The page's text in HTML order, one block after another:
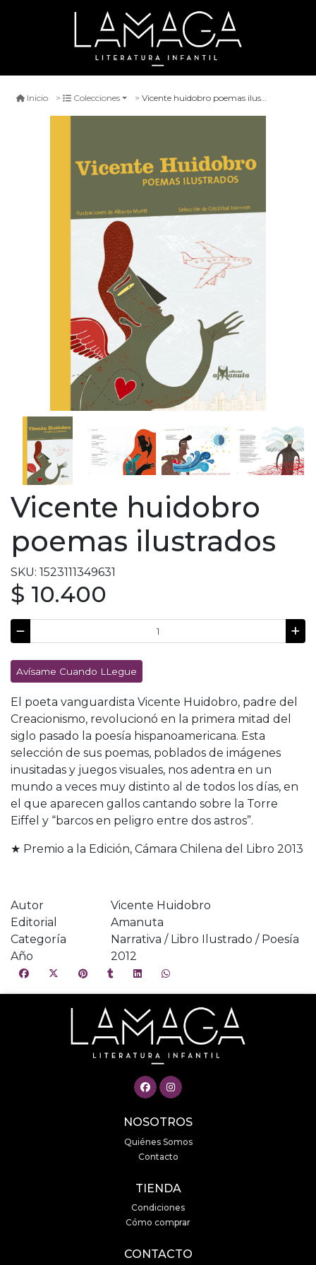
Inicio Colecciones Vicente huidobro poemas ilustrados
Vicente huidobro
poemas ilustrados
SKU: 1523111349631
$ 10.400
Avísame Cuando LLegue
El poeta vanguardista Vicente Huidobro, padre del
Creacionismo, revolucionó en la primera mitad del
siglo pasado la poesía hispanoamericana. Esta
selección de sus poemas, poblados de imágenes
inusitadas y juegos visuales, nos adentra en un
mundo a veces muy distinto al de todos los días, en
el que aparecen gallos cantando sobre la Torre
Eiffel y “barcos en peligro entre dos astros”.
★ Premio a la Edición, Cámara Chilena del Libro 2013
Autor
Vicente Huidobro
Editorial
Amanuta
Categoría
Narrativa / Libro Ilustrado / Poesía
Año
2012
NOSOTROS
Quiénes Somos
Contacto
TIENDA
Condiciones
Cómo comprar
CONTACTO